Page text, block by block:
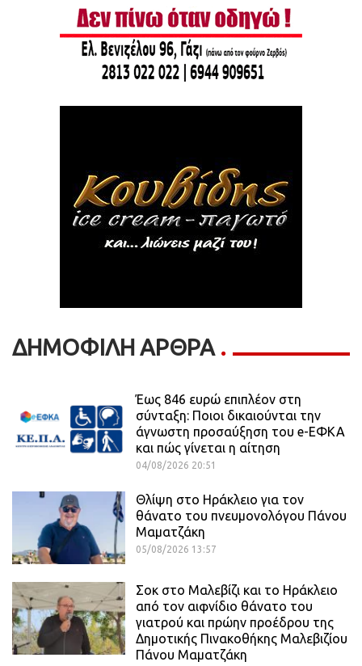
ΔΗΜΟΦΙΛΗ ΑΡΘΡΑ
Έως 846 ευρώ επιπλέον στη
σύνταξη: Ποιοι δικαιούνται την
άγνωστη προσαύξηση του e-ΕΦΚΑ
και πώς γίνεται η αίτηση
04/08/2026 20:51
Θλίψη στο Ηράκλειο για τον
θάνατο του πνευμονολόγου Πάνου
Μαματζάκη
05/08/2026 13:57
Σοκ στο Μαλεβίζι και το Ηράκλειο
από τον αιφνίδιο θάνατο του
γιατρού και πρώην προέδρου της
Δημοτικής Πινακοθήκης Μαλεβιζίου
Πάνου Μαματζάκη